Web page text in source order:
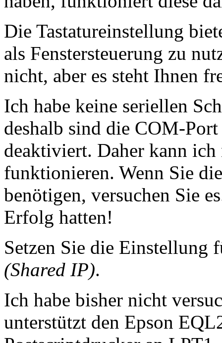
Die Tastatureinstellung
als Fenstersteuerung zu
nicht, aber es steht Ihnen
Ich habe keine seriellen
deshalb sind die COM-
deaktiviert. Daher kann
funktionieren. Wenn Sie
benötigen, versuchen Sie
Erfolg hatten!
Setzen Sie die Einstellung
(Shared IP).
Ich habe bisher nicht
unterstützt den Epson